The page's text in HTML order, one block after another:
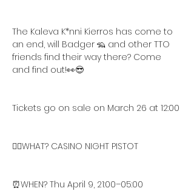
The Kaleva K*nni Kierros has come to
an end, will Badger 🦡 and other TTO
friends find their way there? Come
and find out!👀😎
Tickets go on sale on March 26 at 12:00
❤️‍🔥WHAT? CASINO NIGHT PISTOT
⏰WHEN? Thu April 9, 21:00–05:00